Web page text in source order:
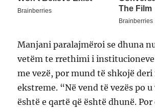
Manjani paralajmëroi se dhuna
vetëm te rrethimi i
me vezë, por mund të shkojë deri
ekstreme. “Në vend të vezës po
është e qartë që është dhunë. Por